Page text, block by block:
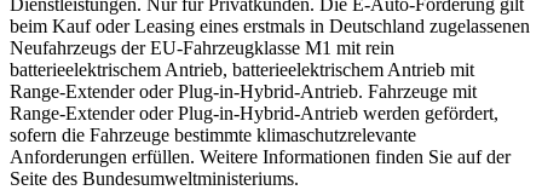
beim Kauf oder Leasing eines erstmals in Deutschland zugelassenen
Neufahrzeugs der EU-Fahrzeugklasse M1 mit rein
batterieelektrischem Antrieb, batterieelektrischem Antrieb mit
Range-Extender oder Plug-in-Hybrid-Antrieb. Fahrzeuge mit
Range-Extender oder Plug-in-Hybrid-Antrieb werden gefördert,
sofern die Fahrzeuge bestimmte klimaschutzrelevante
Anforderungen erfüllen. Weitere Informationen finden Sie auf der
Seite des Bundesumweltministeriums.